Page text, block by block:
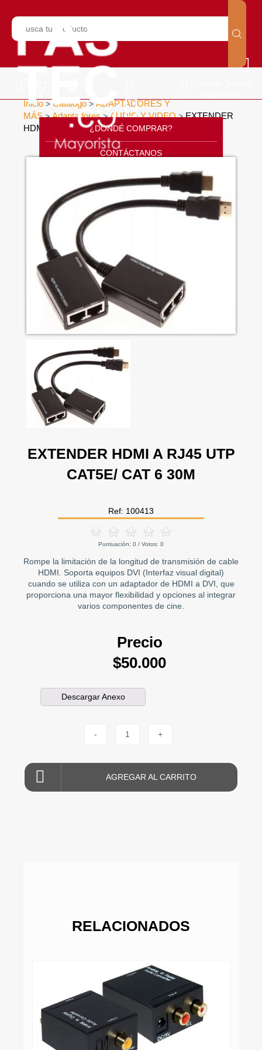
¿DONDÉ COMPRAR?
CONTÁCTANOS
SOPORTE
CÁTALOGO
Inicio > Catálogo > ADAPTADORES Y
MÁS>Adaptadores>AUDIO Y VIDEO>EXTENDER
HDMI A RJ45 UTP CAT5E/ CAT 6 30M
EXTENDER HDMI A RJ45 UTP
CAT5E/ CAT 6 30M
Ref: 100413
Puntuación: 0 / Votos: 0
Rompe la limitación de la longitud de transmisión de cable
HDMI. Soporta equipos DVI (Interfaz visual digital)
cuando se utiliza con un adaptador de HDMI a DVI, que
proporciona una mayor flexibilidad y opciones al integrar
varios componentes de cine.
Precio
$50.000
Descargar Anexo
- 1 +
AGREGAR AL CARRITO
RELACIONADOS